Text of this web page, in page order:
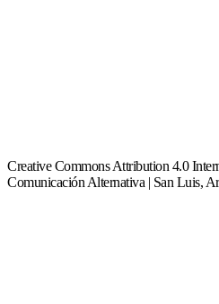
Creative Commons Attribution 4.0
Comunicación Alternativa | San Luis,